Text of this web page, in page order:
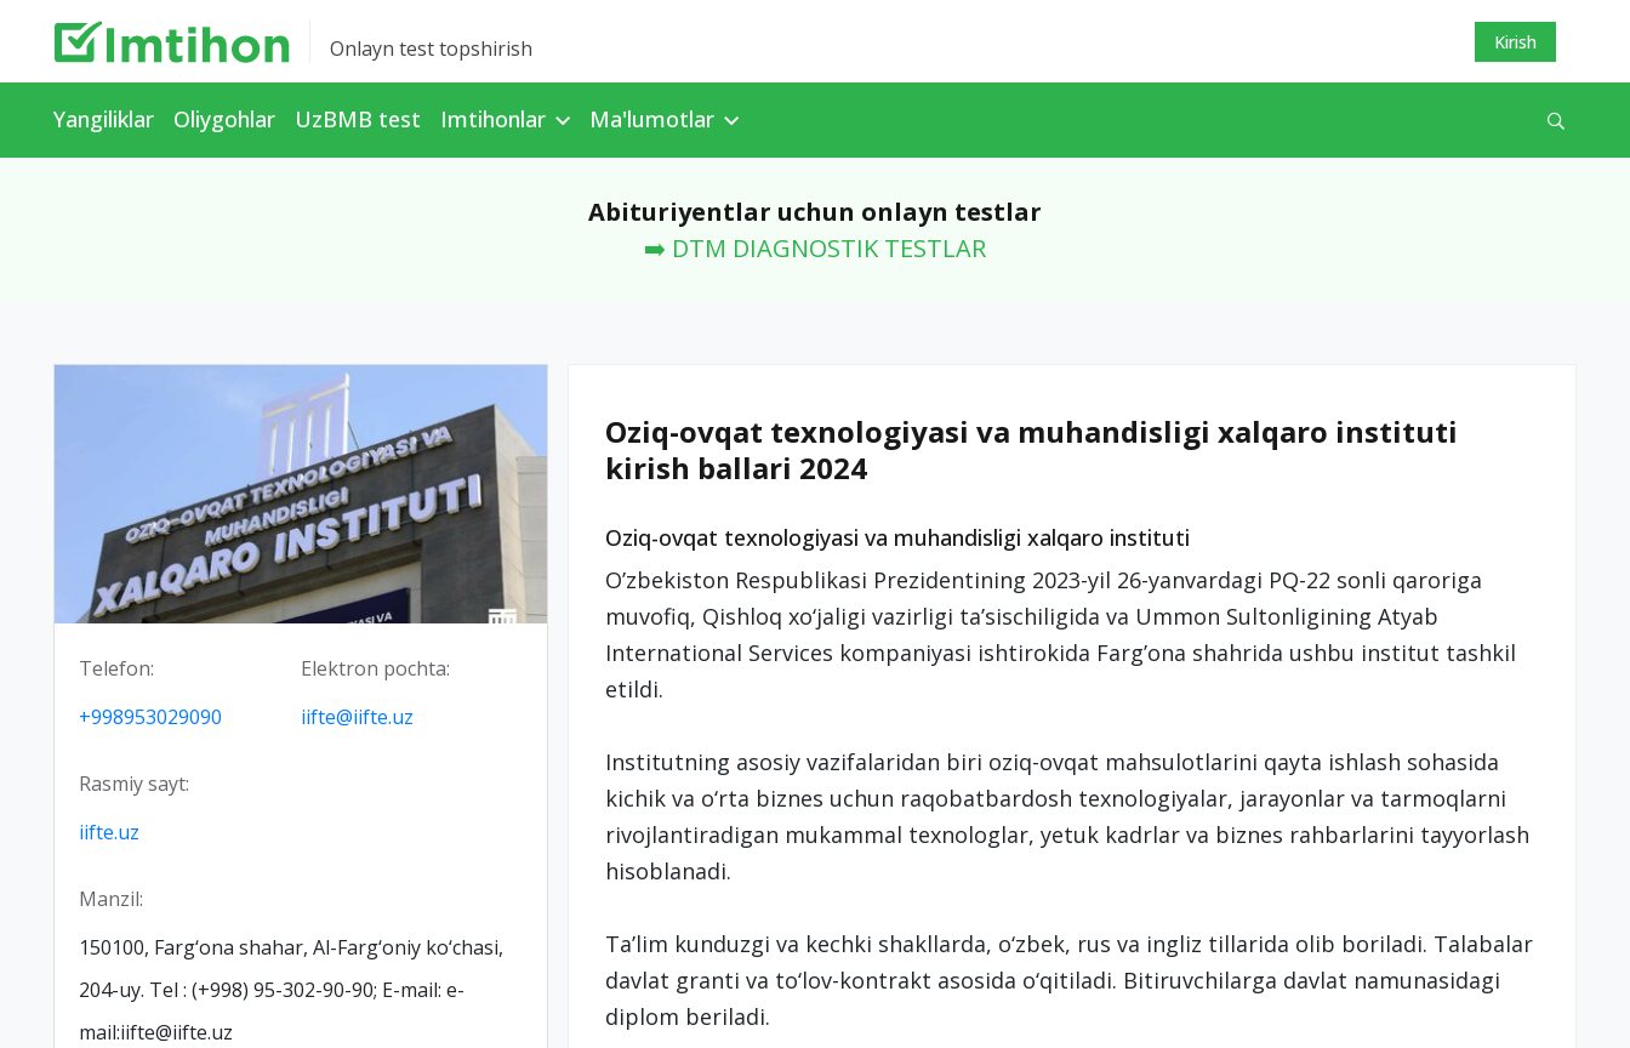
Onlayn test topshirish Kirish
Yangiliklar Oliygohlar UzBMB test Imtihonlar Ma'lumotlar
Abituriyentlar uchun onlayn testlar
➡️ DTM DIAGNOSTIK TESTLAR
Telefon:
+998953029090
Elektron pochta:
iifte@iifte.uz
Rasmiy sayt:
iifte.uz
Manzil:
150100, Farg‘ona shahar, Al-Farg‘oniy ko‘chasi,
204-uy. Tel : (+998) 95-302-90-90; E-mail: e-
mail:iifte@iifte.uz
Oziq-ovqat texnologiyasi va muhandisligi xalqaro instituti
kirish ballari 2024
Oziq-ovqat texnologiyasi va muhandisligi xalqaro instituti
O’zbekiston Respublikasi Prezidentining 2023-yil 26-yanvardagi PQ-22 sonli qaroriga
muvofiq, Qishloq xo‘jaligi vazirligi ta’sischiligida va Ummon Sultonligining Atyab
International Services kompaniyasi ishtirokida Farg’ona shahrida ushbu institut tashkil
etildi.
Institutning asosiy vazifalaridan biri oziq-ovqat mahsulotlarini qayta ishlash sohasida
kichik va o‘rta biznes uchun raqobatbardosh texnologiyalar, jarayonlar va tarmoqlarni
rivojlantiradigan mukammal texnologlar, yetuk kadrlar va biznes rahbarlarini tayyorlash
hisoblanadi.
Ta’lim kunduzgi va kechki shakllarda, o‘zbek, rus va ingliz tillarida olib boriladi. Talabalar
davlat granti va to‘lov-kontrakt asosida o‘qitiladi. Bitiruvchilarga davlat namunasidagi
diplom beriladi.